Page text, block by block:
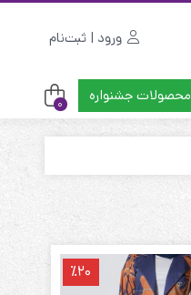
ورود | ثبت‌نام
محصولات جشنواره 0
٪20